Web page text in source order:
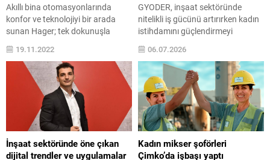
Akıllı bina otomasyonlarında
konfor ve teknolojiyi bir arada
sunan Hager; tek dokunuşla
güvenlik, konfor ve tasarruf
imkânı sunuyor. Üstün
tasarımıyla, tesisattan kaynaklı
su baskınlarını problem olmaktan
çıkaran Hager, otomasyon
çözümleri ile kullanıcı evinden
uzun süreli olarak uzaklaştığında
su baskın sensörleri ile de
mekanları gözlemlemeye devam
ediyor ve bir problemde
19.11.2022
GYODER, inşaat sektöründe
nitelikli iş gücünü artırırken kadın
istihdamını güçlendirmeyi
amaçlayan yeni bir sosyal etki
projesini hayata geçirdi. GYODER
ve Türk Üniversiteli Kadınlar
Derneği (TÜKD) iş birliğinde
tasarlanan ‘İnşaatın Kadın
Ustaları’ projesinin pilot
uygulaması Hatay’da başladı.
Gayrimenkul Yatırımcıları Derneği
(GYODER) ve TÜKD Hatay Şubesi
iş birliğiyle hayata geçirilen proje,
06.07.2026
İnşaat sektöründe öne çıkan
dijital trendler ve uygulamalar
Kadın mikser şoförleri
Çimko’da işbaşı yaptı